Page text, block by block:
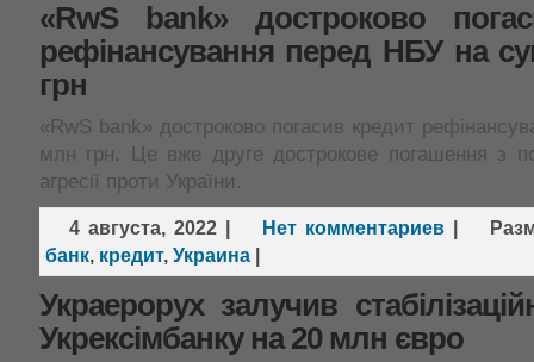
«RwS bank» достроково
рефінансування перед НБУ на
грн
«RwS bank» достроково погасив кредит
млн грн. Це вже друге дострокове погашення з
агресії проти України.
4 августа, 2022| Нет комментариев
банк, кредит, Украина|
Украерорух залучив
Укрексімбанку на 20 млн євро